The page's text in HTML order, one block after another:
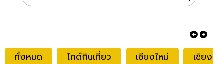
ทั้งหมด ไกด์กินเที่ยว เชียงใหม่ เชียง